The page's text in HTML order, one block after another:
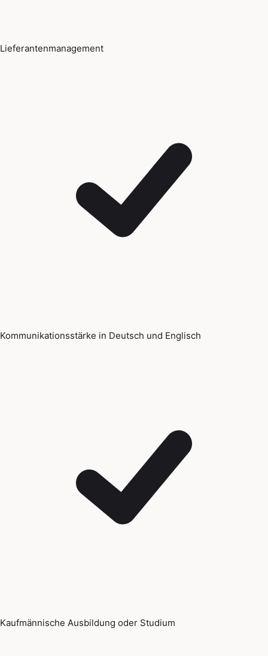
Lieferantenmanagement
Kommunikationsstärke in Deutsch und Englisch
Kaufmännische Ausbildung oder Studium